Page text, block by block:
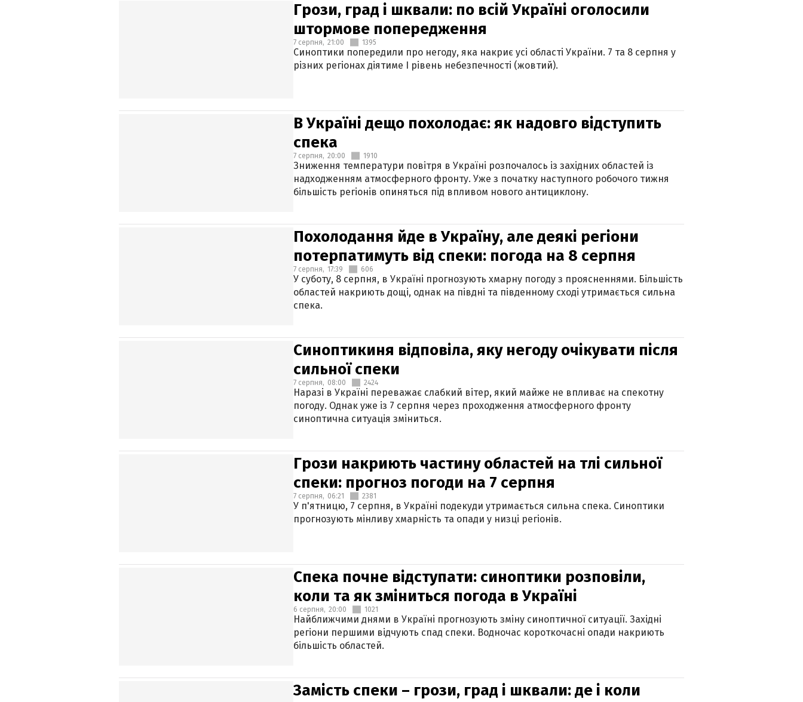
Грози, град і шквали: по всій Україні оголосили
штормове попередження
7 серпня, 21:00 1395
Синоптики попередили про негоду, яка накриє усі області України. 7 та 8 серпня у
різних регіонах діятиме І рівень небезпечності (жовтий).
В Україні дещо похолодає: як надовго відступить
спека
7 серпня, 20:00 1910
Зниження температури повітря в Україні розпочалось із західних областей із
надходженням атмосферного фронту. Уже з початку наступного робочого тижня
більшість регіонів опиняться під впливом нового антициклону.
Похолодання йде в Україну, але деякі регіони
потерпатимуть від спеки: погода на 8 серпня
7 серпня, 17:39 606
У суботу, 8 серпня, в Україні прогнозують хмарну погоду з проясненнями. Більшість
областей накриють дощі, однак на півдні та південному сході утримається сильна
спека.
Синоптикиня відповіла, яку негоду очікувати після
сильної спеки
7 серпня, 08:00 2424
Наразі в Україні переважає слабкий вітер, який майже не впливає на спекотну
погоду. Однак уже із 7 серпня через проходження атмосферного фронту
синоптична ситуація зміниться.
Грози накриють частину областей на тлі сильної
спеки: прогноз погоди на 7 серпня
7 серпня, 06:21 2381
У п'ятницю, 7 серпня, в Україні подекуди утримається сильна спека. Синоптики
прогнозують мінливу хмарність та опади у низці регіонів.
Спека почне відступати: синоптики розповіли,
коли та як зміниться погода в Україні
6 серпня, 20:00 1021
Найближчими днями в Україні прогнозують зміну синоптичної ситуації. Західні
регіони першими відчують спад спеки. Водночас короткочасні опади накриють
більшість областей.
Замість спеки – грози, град і шквали: де і коли